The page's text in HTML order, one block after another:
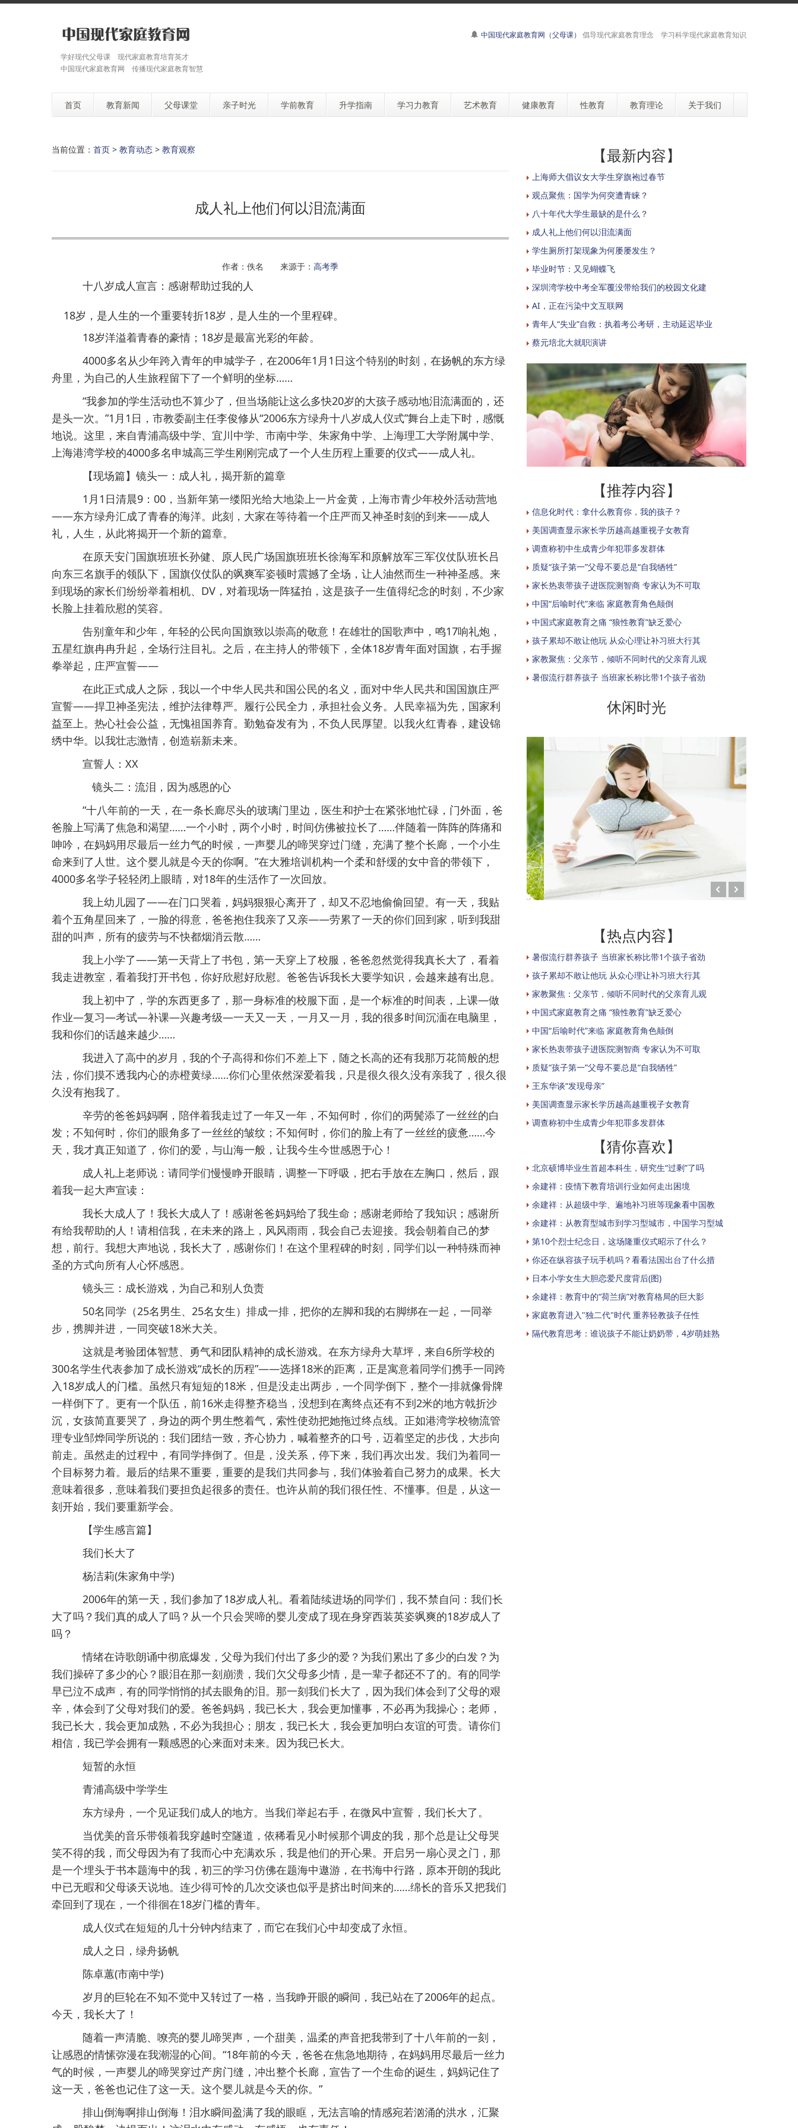
学好现代父母课 现代家庭教育培育英才
中国现代家庭教育网 传播现代家庭教育智慧
中国现代家庭教育网（父母课） 倡导现代家庭教育理念 学习科学现代家庭教育知识
首页 教育新闻 父母课堂 亲子时光 学前教育 升学指南 学习力教育 艺术教育 健康教育 性教育 教育理论 关于我们
当前位置： 首页 > 教育动态 > 教育观察
成人礼上他们何以泪流满面
作者：佚名 来源于： 高考季
十八岁成人宣言：感谢帮助过我的人
18岁，是人生的一个重要转折18岁，是人生的一个里程碑。
18岁洋溢着青春的豪情；18岁是最富光彩的年龄。
4000多名从少年跨入青年的申城学子，在2006年1月1日这个特别的时刻，在扬帆的东方绿
舟里，为自己的人生旅程留下了一个鲜明的坐标……
“我参加的学生活动也不算少了，但当场能让这么多快20岁的大孩子感动地泪流满面的，还
是头一次。”1月1日，市教委副主任李俊修从“2006东方绿舟十八岁成人仪式”舞台上走下时，感慨
地说。这里，来自青浦高级中学、宜川中学、市南中学、朱家角中学、上海理工大学附属中学、
上海港湾学校的4000多名申城高三学生刚刚完成了一个人生历程上重要的仪式——成人礼。
【现场篇】镜头一：成人礼，揭开新的篇章
1月1日清晨9：00，当新年第一缕阳光给大地染上一片金黄，上海市青少年校外活动营地
——东方绿舟汇成了青春的海洋。此刻，大家在等待着一个庄严而又神圣时刻的到来——成人
礼，人生，从此将揭开一个新的篇章。
在原天安门国旗班班长孙健、原人民广场国旗班班长徐海军和原解放军三军仪仗队班长吕
向东三名旗手的领队下，国旗仪仗队的飒爽军姿顿时震撼了全场，让人油然而生一种神圣感。来
到现场的家长们纷纷举着相机、DV，对着现场一阵猛拍，这是孩子一生值得纪念的时刻，不少家
长脸上挂着欣慰的笑容。
告别童年和少年，年轻的公民向国旗致以崇高的敬意！在雄壮的国歌声中，鸣17响礼炮，
五星红旗冉冉升起，全场行注目礼。之后，在主持人的带领下，全体18岁青年面对国旗，右手握
拳举起，庄严宣誓——
在此正式成人之际，我以一个中华人民共和国公民的名义，面对中华人民共和国国旗庄严
宣誓——捍卫神圣宪法，维护法律尊严。履行公民全力，承担社会义务。人民幸福为先，国家利
益至上。热心社会公益，无愧祖国养育。勤勉奋发有为，不负人民厚望。以我火红青春，建设锦
绣中华。以我壮志激情，创造崭新未来。
宣誓人：XX
镜头二：流泪，因为感恩的心
“十八年前的一天，在一条长廊尽头的玻璃门里边，医生和护士在紧张地忙碌，门外面，爸
爸脸上写满了焦急和渴望……一个小时，两个小时，时间仿佛被拉长了……伴随着一阵阵的阵痛和
呻吟，在妈妈用尽最后一丝力气的时候，一声婴儿的啼哭穿过门缝，充满了整个长廊，一个小生
命来到了人世。这个婴儿就是今天的你啊。”在大雅培训机构一个柔和舒缓的女中音的带领下，
4000多名学子轻轻闭上眼睛，对18年的生活作了一次回放。
我上幼儿园了——在门口哭着，妈妈狠狠心离开了，却又不忍地偷偷回望。有一天，我贴
着个五角星回来了，一脸的得意，爸爸抱住我亲了又亲——劳累了一天的你们回到家，听到我甜
甜的叫声，所有的疲劳与不快都烟消云散……
我上小学了——第一天背上了书包，第一天穿上了校服，爸爸忽然觉得我真长大了，看着
我走进教室，看着我打开书包，你好欣慰好欣慰。爸爸告诉我长大要学知识，会越来越有出息。
我上初中了，学的东西更多了，那一身标准的校服下面，是一个标准的时间表，上课—做
作业—复习—考试—补课—兴趣考级—一天又一天，一月又一月，我的很多时间沉湎在电脑里，
我和你们的话越来越少……
我进入了高中的岁月，我的个子高得和你们不差上下，随之长高的还有我那万花筒般的想
法，你们摸不透我内心的赤橙黄绿……你们心里依然深爱着我，只是很久很久没有亲我了，很久很
久没有抱我了。
辛劳的爸爸妈妈啊，陪伴着我走过了一年又一年，不知何时，你们的两鬓添了一丝丝的白
发；不知何时，你们的眼角多了一丝丝的皱纹；不知何时，你们的脸上有了一丝丝的疲惫……今
天，我才真正知道了，你们的爱，与山海一般，让我今生今世感恩于心！
成人礼上老师说：请同学们慢慢睁开眼睛，调整一下呼吸，把右手放在左胸口，然后，跟
着我一起大声宣读：
我长大成人了！我长大成人了！感谢爸爸妈妈给了我生命；感谢老师给了我知识；感谢所
有给我帮助的人！请相信我，在未来的路上，风风雨雨，我会自己去迎接。我会朝着自己的梦
想，前行。我想大声地说，我长大了，感谢你们！在这个里程碑的时刻，同学们以一种特殊而神
圣的方式向所有人心怀感恩。
镜头三：成长游戏，为自己和别人负责
50名同学（25名男生、25名女生）排成一排，把你的左脚和我的右脚绑在一起，一同举
步，携脚并进，一同突破18米大关。
这就是考验团体智慧、勇气和团队精神的成长游戏。在东方绿舟大草坪，来自6所学校的
300名学生代表参加了成长游戏“成长的历程”——选择18米的距离，正是寓意着同学们携手一同跨
入18岁成人的门槛。虽然只有短短的18米，但是没走出两步，一个同学倒下，整个一排就像骨牌
一样倒下了。更有一个队伍，前16米走得整齐稳当，没想到在离终点还有不到2米的地方戟折沙
沉，女孩简直要哭了，身边的两个男生憋着气，索性使劲把她拖过终点线。正如港湾学校物流管
理专业邹烨同学所说的：我们团结一致，齐心协力，喊着整齐的口号，迈着坚定的步伐，大步向
前走。虽然走的过程中，有同学摔倒了。但是，没关系，停下来，我们再次出发。我们为着同一
个目标努力着。最后的结果不重要，重要的是我们共同参与，我们体验着自己努力的成果。长大
意味着很多，意味着我们要担负起很多的责任。也许从前的我们很任性、不懂事。但是，从这一
刻开始，我们要重新学会。
【学生感言篇】
我们长大了
杨洁莉(朱家角中学)
2006年的第一天，我们参加了18岁成人礼。看着陆续进场的同学们，我不禁自问：我们长
大了吗？我们真的成人了吗？从一个只会哭啼的婴儿变成了现在身穿西装英姿飒爽的18岁成人了
吗？
情绪在诗歌朗诵中彻底爆发，父母为我们付出了多少的爱？为我们累出了多少的白发？为
我们操碎了多少的心？眼泪在那一刻崩溃，我们欠父母多少情，是一辈子都还不了的。有的同学
早已泣不成声，有的同学悄悄的拭去眼角的泪。那一刻我们长大了，因为我们体会到了父母的艰
辛，体会到了父母对我们的爱。爸爸妈妈，我已长大，我会更加懂事，不必再为我操心；老师，
我已长大，我会更加成熟，不必为我担心；朋友，我已长大，我会更加明白友谊的可贵。请你们
相信，我已学会拥有一颗感恩的心来面对未来。因为我已长大。
短暂的永恒
青浦高级中学学生
东方绿舟，一个见证我们成人的地方。当我们举起右手，在微风中宣誓，我们长大了。
当优美的音乐带领着我穿越时空隧道，依稀看见小时候那个调皮的我，那个总是让父母哭
笑不得的我，而父母因为有了我而心中充满欢乐，我是他们的开心果。开启另一扇心灵之门，那
是一个埋头于书本题海中的我，初三的学习仿佛在题海中遨游，在书海中行路，原本开朗的我此
中已无暇和父母谈天说地。连少得可怜的几次交谈也似乎是挤出时间来的……绵长的音乐又把我们
牵回到了现在，一个徘徊在18岁门槛的青年。
成人仪式在短短的几十分钟内结束了，而它在我们心中却变成了永恒。
成人之日，绿舟扬帆
陈卓蕙(市南中学)
岁月的巨轮在不知不觉中又转过了一格，当我睁开眼的瞬间，我已站在了2006年的起点。
今天，我长大了！
随着一声清脆、嘹亮的婴儿啼哭声，一个甜美，温柔的声音把我带到了十八年前的一刻，
让感恩的情愫弥漫在我潮湿的心间。“18年前的今天，爸爸在焦急地期待，在妈妈用尽最后一丝力
气的时候，一声婴儿的啼哭穿过产房门缝，冲出整个长廊，宣告了一个生命的诞生，妈妈记住了
这一天，爸爸也记住了这一天。这个婴儿就是今天的你。”
排山倒海啊排山倒海！泪水瞬间盈满了我的眼眶，无法言喻的情感宛若汹涌的洪水，汇聚
【最新内容】
上海师大倡议女大学生穿旗袍过春节
观点聚焦：国学为何突遭青睐？
八十年代大学生最缺的是什么？
成人礼上他们何以泪流满面
学生厕所打架现象为何屡屡发生？
毕业时节：又见蝴蝶飞
深圳湾学校中考全军覆没带给我们的校园文化建
AI，正在污染中文互联网
青年人“失业”自救：执着考公考研，主动延迟毕业
蔡元培北大就职演讲
【推荐内容】
信息化时代：拿什么教育你，我的孩子？
美国调查显示家长学历越高越重视子女教育
调查称初中生成青少年犯罪多发群体
质疑“孩子第一”父母不要总是“自我牺牲”
家长热衷带孩子进医院测智商 专家认为不可取
中国“后喻时代”来临 家庭教育角色颠倒
中国式家庭教育之痛 “狼性教育”缺乏爱心
孩子累却不敢让他玩 从众心理让补习班大行其
家教聚焦：父亲节，倾听不同时代的父亲育儿观
暑假流行群养孩子 当班家长称比带1个孩子省劲
休闲时光
【热点内容】
暑假流行群养孩子 当班家长称比带1个孩子省劲
孩子累却不敢让他玩 从众心理让补习班大行其
家教聚焦：父亲节，倾听不同时代的父亲育儿观
中国式家庭教育之痛 “狼性教育”缺乏爱心
中国“后喻时代”来临 家庭教育角色颠倒
家长热衷带孩子进医院测智商 专家认为不可取
质疑“孩子第一”父母不要总是“自我牺牲”
王东华谈“发现母亲”
美国调查显示家长学历越高越重视子女教育
调查称初中生成青少年犯罪多发群体
【猜你喜欢】
北京硕博毕业生首超本科生，研究生“过剩”了吗
余建祥：疫情下教育培训行业如何走出困境
余建祥：从超级中学、遍地补习班等现象看中国教
余建祥：从教育型城市到学习型城市，中国学习型城
第10个烈士纪念日，这场隆重仪式昭示了什么？
你还在纵容孩子玩手机吗？看看法国出台了什么措
日本小学女生大胆恋爱尺度背后(图)
余建祥：教育中的“荷兰病”对教育格局的巨大影
家庭教育进入"独二代"时代 重养轻教孩子任性
隔代教育思考：谁说孩子不能让奶奶带，4岁萌娃熟